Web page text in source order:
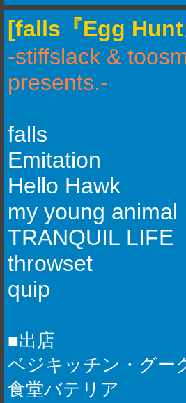
[falls『Egg Hunt
-stiffslack &
presents.-
falls
Emitation
Hello Hawk
my young animal
TRANQUIL LIFE
throwset
quip
■出店
ベジキッチン・グー
食堂バテリア